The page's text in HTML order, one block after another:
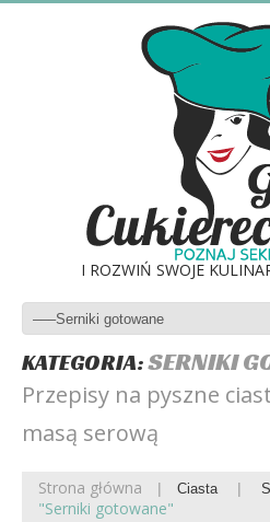
I ROZWIŃ SWOJE
KATEGORIA:SERNIKI
Przepisy na pyszne
masą serową
Strona główna Ciasta
"Serniki gotowane"